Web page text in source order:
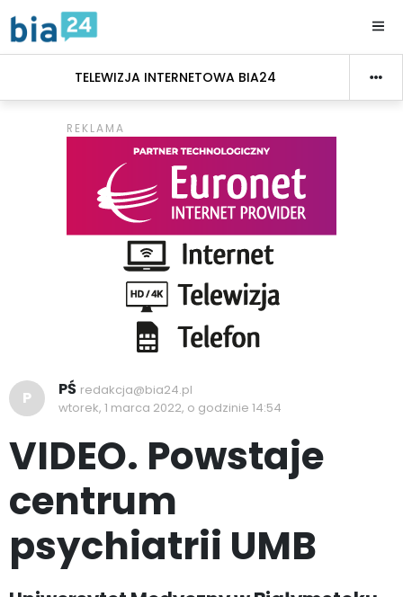
TELEWIZJA INTERNETOWA BIA24
P PŚ redakcja@bia24.pl
wtorek, 1 marca 2022, o godzinie 14:54
VIDEO. Powstaje
centrum
psychiatrii UMB